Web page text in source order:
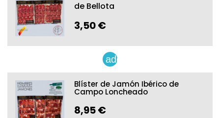
de Bellota
3,50 €
add
Blíster de Jamón Ibérico de
Campo Loncheado
8,95 €